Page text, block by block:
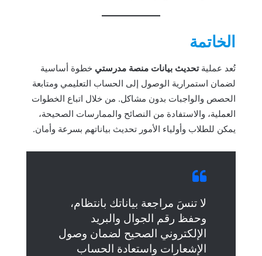
الخاتمة
تُعد عمليةتحديث بيانات منصة مدرستي خطوة أساسية
لضمان استمرارية الوصول إلى الحساب التعليمي ومتابعة
الحصص والواجبات بدون مشاكل. من خلال اتباع الخطوات
العملية، والاستفادة من النصائح والممارسات الصحيحة،
يمكن للطلاب وأولياء الأمور تحديث بياناتهم بسرعة وأمان.
لا تنسَ مراجعة بياناتك بانتظام،
وحفظ رقم الجوال والبريد
الإلكتروني الصحيح لضمان وصول
الإشعارات واستعادة الحساب